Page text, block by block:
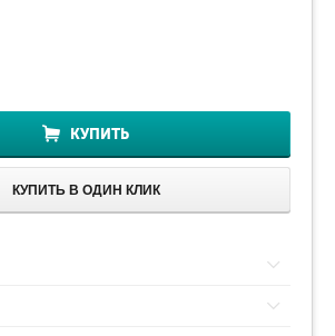
КУПИТЬ
КУПИТЬ В ОДИН КЛИК